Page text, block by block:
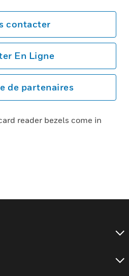
contacter
En Ligne
de partenaires
reader bezels come in